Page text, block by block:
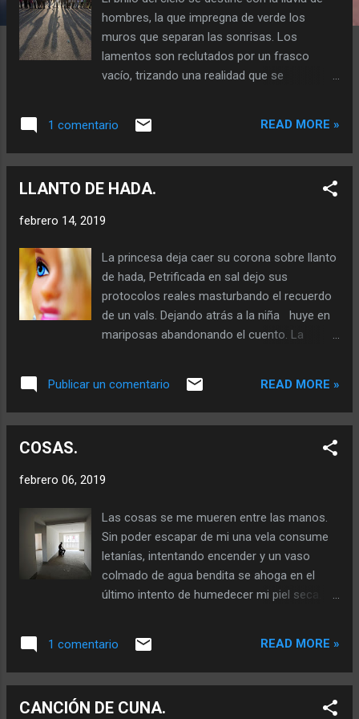
hombres, la que impregna de verde los
muros que separan las sonrisas. Los
lamentos son reclutados por un frasco
vacío, trizando una realidad que se
quede atrapado en una línea, de infinitos
puntos de finitos hombres. Nadie se sale de
dentro de un frasco, lleno de lamentos lleno
grieta, desesperado pretendo absorber el
somos un muro dentro de la línea, un
espacio vacío entre puntos.
1 comentario READ MORE »
LLANTO DE HADA.
febrero 14, 2019
La princesa deja caer su corona sobre llanto
de hada, Petrificada en sal dejo sus
protocolos reales masturbando el recuerdo
de un vals. Dejando atrás a la niña huye en
mariposas abandonando el cuento. La
velocidad del tiempo. No comprende sobre
caballeros que disputan el último trago en
abrazando un pañuelo de seda manchado de
las profundidades del bosque encantado.
Gritos, sirenas y disparos son las nuevas
aves de sangre azul, los otros ya no creen
en historias ya no se crían princesas. Una
deshilachados, que por arte de la conciencia
Publicar un comentario READ MORE »
COSAS.
febrero 06, 2019
Las cosas se me mueren entre las manos.
Sin poder escapar de mi una vela consume
letanías, intentando encender y un vaso
colmado de agua bendita se ahoga en el
último intento de humedecer mi piel seca.
que mi cabeza no entiende. La ira se
acumula en mis falanges observando el
paso escondido… entre mis cosas, y este
1 comentario READ MORE »
CANCIÓN DE CUNA.